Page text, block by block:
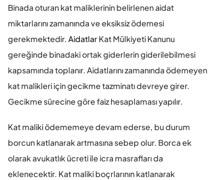
Binada oturan kat maliklerinin belirlenen aidat
miktarlarını zamanında ve eksiksiz ödemesi
gerekmektedir. Aidatlar Kat Mülkiyeti Kanunu
gereğinde binadaki ortak giderlerin giderilebilmesi
kapsamında toplanır. Aidatlarını zamanında ödemeyen
kat malikleri için gecikme tazminatı devreye girer.
Gecikme sürecine göre faiz hesaplaması yapılır.
Kat maliki ödememeye devam ederse, bu durum
borcun katlanarak artmasına sebep olur. Borca ek
olarak avukatlık ücreti ile icra masrafları da
eklenecektir. Kat maliki boçrlarının katlanarak